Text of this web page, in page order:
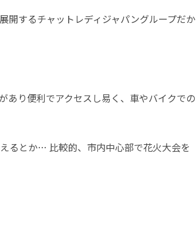
開するチャットレディジャパングループだか
あり便利でアクセスし易く、車やバイクでの
るとか… 比較的、市内中心部で花火大会を